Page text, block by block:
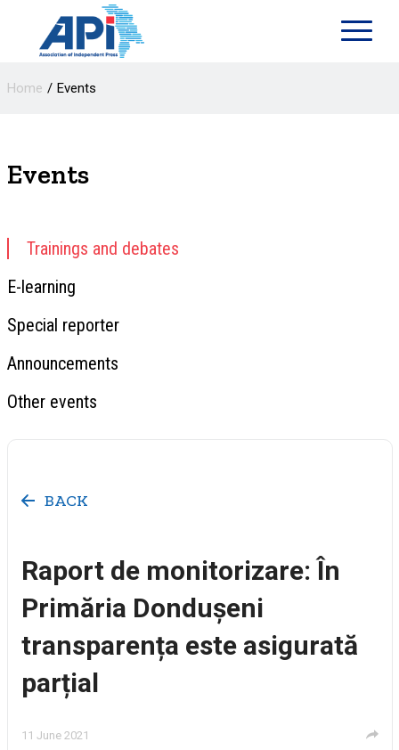
Home Events
Events
Trainings and debates
E-learning
Special reporter
Announcements
Other events
BACK
Raport de monitorizare: În
Primăria Dondușeni
transparența este asigurată
parțial
11 June 2021